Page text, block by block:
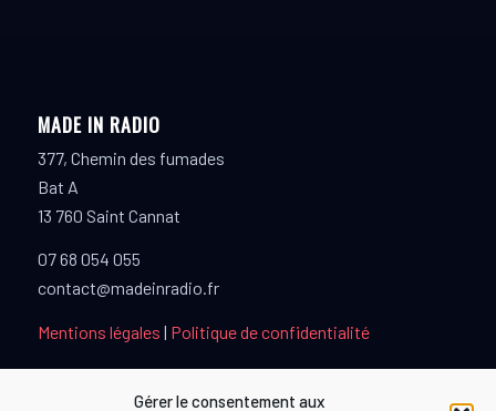
Gérer le consentement aux
MADE IN RADIO
377, Chemin des fumades
Bat A
13 760 Saint Cannat
07 68 054 055
contact@madeinradio.fr
Mentions légales | Politique de confidentialité